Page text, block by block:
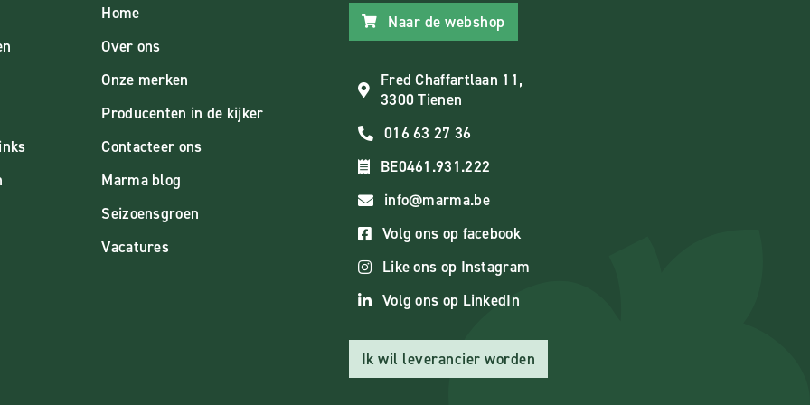
Home
Over ons
Onze merken
Producenten in de kijker
Contacteer ons
Marma blog
Seizoensgroen
Vacatures
Naar de webshop
Fred Chaffartlaan 11,
3300 Tienen
016 63 27 36
BE0461.931.222
info@marma.be
Volg ons op facebook
Like ons op Instagram
Volg ons op LinkedIn
Ik wil leverancier worden